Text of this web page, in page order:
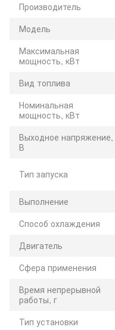
Производитель
Модель
Максимальная
мощность, кВт
Вид топлива
Номинальная
мощность, кВт
Выходное напряжение,
В
Тип запуска
Выполнение
Способ охлаждения
Двигатель
Сфера применения
Время непрерывной
работы, г
Тип установки